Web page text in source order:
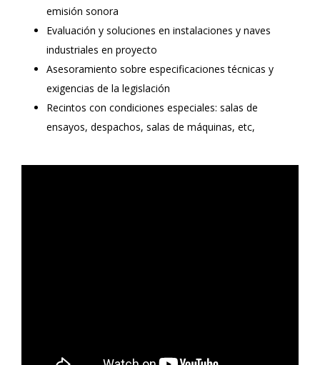
emisión sonora
Evaluación y soluciones en instalaciones y naves
industriales en proyecto
Asesoramiento sobre especificaciones técnicas y
exigencias de la legislación
Recintos con condiciones especiales: salas de
ensayos, despachos, salas de máquinas, etc,